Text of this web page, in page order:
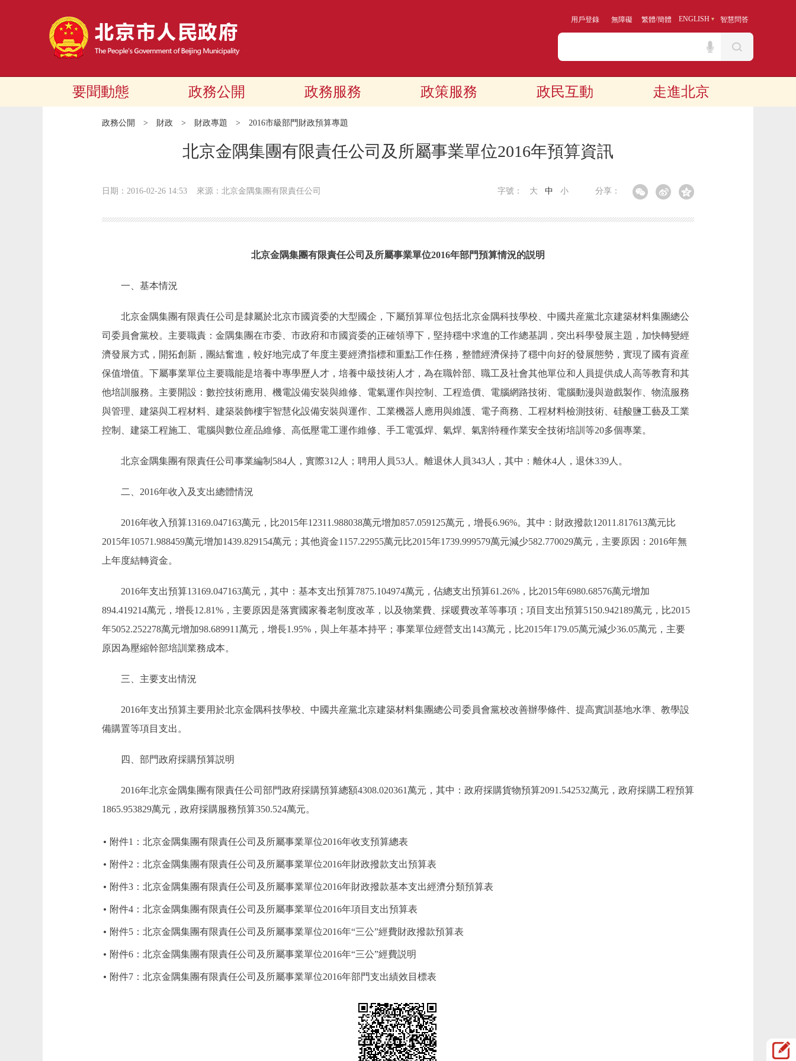
用戶登錄 無障礙 繁體/簡體 ENGLISH 智慧問答
要聞動態 政務公開 政務服務 政策服務 政民互動 走進北京
政務公開 > 財政 > 財政專題 > 2016市級部門財政預算專題
北京金隅集團有限責任公司及所屬事業單位2016年預算資訊
日期：2016-02-26 14:53 來源：北京金隅集團有限責任公司 分享：
字號： 大 中 小
北京金隅集團有限責任公司及所屬事業單位2016年部門預算情況的説明
一、基本情況
北京金隅集團有限責任公司是隸屬於北京市國資委的大型國企，下屬預算單位包括北京金隅科技學校、中國共産黨北京建築材料集團總公
司委員會黨校。主要職責：金隅集團在市委、市政府和市國資委的正確領導下，堅持穩中求進的工作總基調，突出科學發展主題，加快轉變經
濟發展方式，開拓創新，團結奮進，較好地完成了年度主要經濟指標和重點工作任務，整體經濟保持了穩中向好的發展態勢，實現了國有資産
保值增值。下屬事業單位主要職能是培養中專學歷人才，培養中級技術人才，為在職幹部、職工及社會其他單位和人員提供成人高等教育和其
他培訓服務。主要開設：數控技術應用、機電設備安裝與維修、電氣運作與控制、工程造價、電腦網路技術、電腦動漫與遊戲製作、物流服務
與管理、建築與工程材料、建築裝飾樓宇智慧化設備安裝與運作、工業機器人應用與維護、電子商務、工程材料檢測技術、硅酸鹽工藝及工業
控制、建築工程施工、電腦與數位産品維修、高低壓電工運作維修、手工電弧焊、氣焊、氣割特種作業安全技術培訓等20多個專業。
北京金隅集團有限責任公司事業編制584人，實際312人；聘用人員53人。離退休人員343人，其中：離休4人，退休339人。
二、2016年收入及支出總體情況
2016年收入預算13169.047163萬元，比2015年12311.988038萬元增加857.059125萬元，增長6.96%。其中：財政撥款12011.817613萬元比
2015年10571.988459萬元增加1439.829154萬元；其他資金1157.22955萬元比2015年1739.999579萬元減少582.770029萬元，主要原因：2016年無
上年度結轉資金。
2016年支出預算13169.047163萬元，其中：基本支出預算7875.104974萬元，佔總支出預算61.26%，比2015年6980.68576萬元增加
894.419214萬元，增長12.81%，主要原因是落實國家養老制度改革，以及物業費、採暖費改革等事項；項目支出預算5150.942189萬元，比2015
年5052.252278萬元增加98.689911萬元，增長1.95%，與上年基本持平；事業單位經營支出143萬元，比2015年179.05萬元減少36.05萬元，主要
原因為壓縮幹部培訓業務成本。
三、主要支出情況
2016年支出預算主要用於北京金隅科技學校、中國共産黨北京建築材料集團總公司委員會黨校改善辦學條件、提高實訓基地水準、教學設
備購置等項目支出。
四、部門政府採購預算説明
2016年北京金隅集團有限責任公司部門政府採購預算總額4308.020361萬元，其中：政府採購貨物預算2091.542532萬元，政府採購工程預算
1865.953829萬元，政府採購服務預算350.524萬元。
附件1：北京金隅集團有限責任公司及所屬事業單位2016年收支預算總表
附件2：北京金隅集團有限責任公司及所屬事業單位2016年財政撥款支出預算表
附件3：北京金隅集團有限責任公司及所屬事業單位2016年財政撥款基本支出經濟分類預算表
附件4：北京金隅集團有限責任公司及所屬事業單位2016年項目支出預算表
附件5：北京金隅集團有限責任公司及所屬事業單位2016年“三公”經費財政撥款預算表
附件6：北京金隅集團有限責任公司及所屬事業單位2016年“三公”經費説明
附件7：北京金隅集團有限責任公司及所屬事業單位2016年部門支出績效目標表